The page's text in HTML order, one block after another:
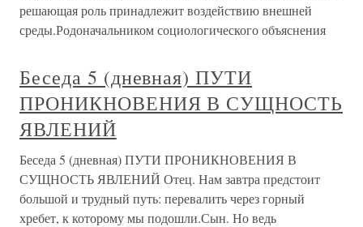
решающая роль принадлежит воздействию внешней
среды.Родоначальником социологического объяснения
Беседа 5 (дневная) ПУТИ
ПРОНИКНОВЕНИЯ В СУЩНОСТЬ
ЯВЛЕНИЙ
Беседа 5 (дневная) ПУТИ ПРОНИКНОВЕНИЯ В
СУЩНОСТЬ ЯВЛЕНИЙ Отец. Нам завтра предстоит
большой и трудный путь: перевалить через горный
хребет, к которому мы подошли.Сын. Но ведь